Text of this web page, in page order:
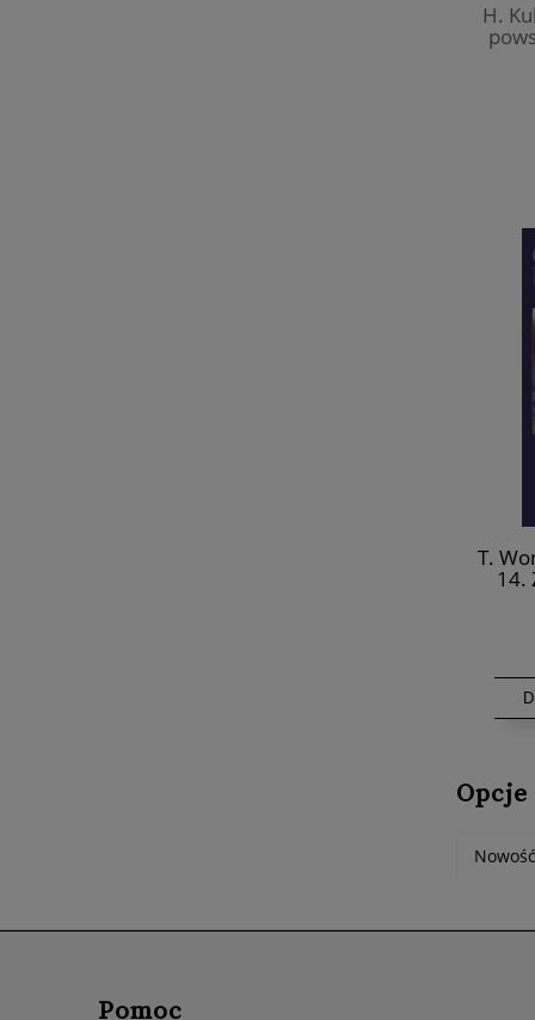
H.
T.
14.
Pomoc